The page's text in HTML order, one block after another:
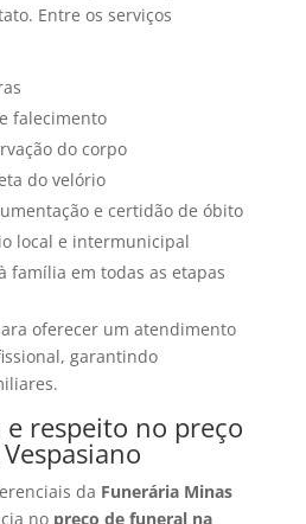
Entre os serviços
falecimento
do corpo
do velório
e certidão de óbito
local e intermunicipal
família em todas as etapas
oferecer um atendimento
garantindo
respeito no preço
da Funerária Minas
no preço de funeral na